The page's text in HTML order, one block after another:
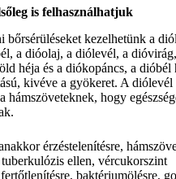
is felhasználhatjuk
bőrsérüléseket kezelhetünk a
a dióolaj, a diólevél, a
héja és a diókopáncs, a dióbél
kivéve a gyökeret. A diólevél
hámszöveteknek, hogy
érzéstelenítésre,
tuberkulózis ellen, vércukorszint
baktériumölésre,